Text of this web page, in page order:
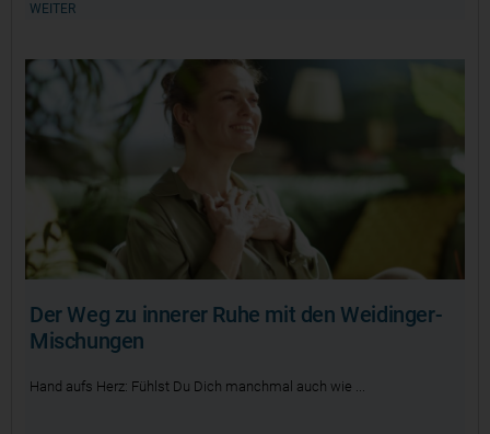
WEITER
Der Weg zu innerer Ruhe mit den Weidinger-
Mischungen
Hand aufs Herz: Fühlst Du Dich manchmal auch wie